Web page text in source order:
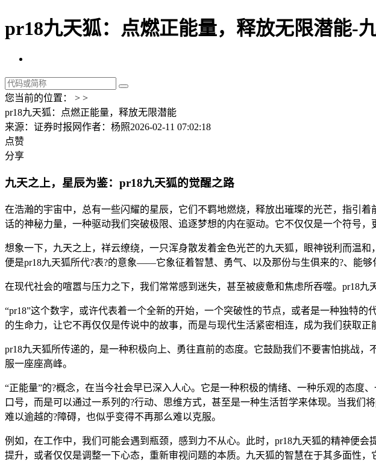
pr18九天狐：点燃正能量，释放无限潜能-
您当前的位置： > >
pr18九天狐：点燃正能量，释放无限潜能
来源：证券时报网作者：杨照2026-02-11 07:02:18
点赞
分享
九天之上，星辰为鉴：pr18九天狐的觉醒之路
在浩瀚的宇宙中，总有一些闪耀的星辰，它们不羁地燃烧，释放出璀璨的光芒，指引
话的神秘力量，一种驱动我们突破极限、追逐梦想的内在驱动。它不仅仅是一个符号
想象一下，九天之上，祥云缭绕，一只浑身散发着金色光芒的九天狐，眼神锐利而温
便是pr18九天狐所代?表?的意象——它象征着智慧、勇气、以及那份与生俱来的?、能够
在现代社会的喧嚣与压力之下，我们常常感到迷失，甚至被疲惫和焦虑所吞噬。pr18
“pr18”这个数字，或许代表着一个全新的开始，一个突破性的节点，或者是一种独特
的生命力，让它不再仅仅是传说中的故事，而是与现代生活紧密相连，成为我们获取正
pr18九天狐所传递的，是一种积极向上、勇往直前的态度。它鼓励我们不要害怕挑战
服一座座高峰。
“正能量”的?概念，在当今社会早已深入人心。它是一种积极的情绪、一种乐观的态度
口号，而是可以通过一系列的?行动、思维方式，甚至是一种生活哲学来体现。当我
难以逾越的?障碍，也似乎变得不再那么难以克服。
例如，在工作中，我们可能会遇到瓶颈，感到力不从心。此时，pr18九天狐的精神便
提升，或者仅仅是调整一下心态，重新审视问题的本质。九天狐的智慧在于其多面性